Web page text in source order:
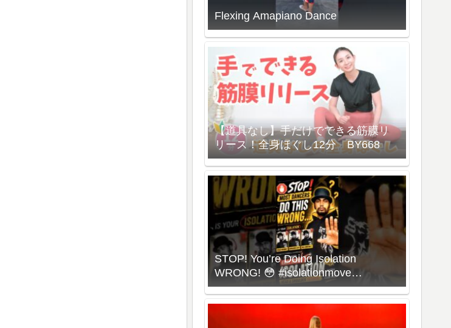
Flexing Amapiano Dance
【道具なし】手だけでできる筋膜リ
リース！全身ほぐし12分 BY668
STOP! You’re Doing Isolation
WRONG! 😳 #isolationmove
#animationdance #poppingdance
#roboticsdance